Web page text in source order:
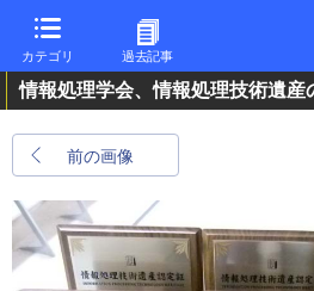
カテゴリ 過去記事
情報処理学会、情報処理技術遺産
前の画像